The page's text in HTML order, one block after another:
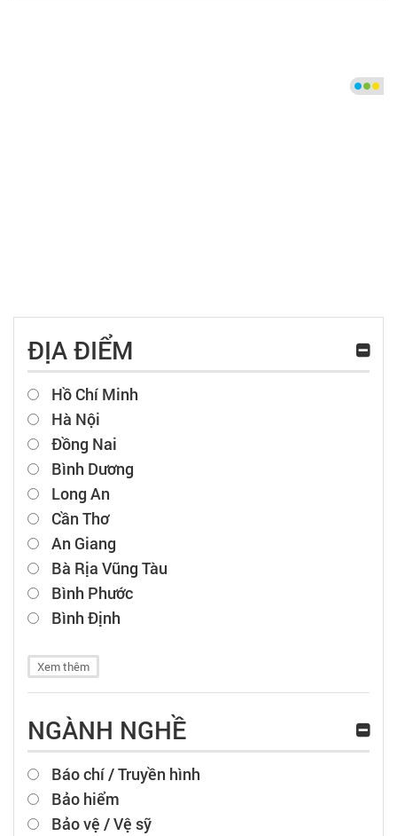
ĐỊA ĐIỂM
Hồ Chí Minh
Hà Nội
Đồng Nai
Bình Dương
Long An
Cần Thơ
An Giang
Bà Rịa Vũng Tàu
Bình Phước
Bình Định
Xem thêm
NGÀNH NGHỀ
Báo chí / Truyền hình
Bảo hiểm
Bảo vệ / Vệ sỹ